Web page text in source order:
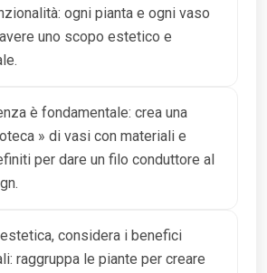
ogni pianta e ogni vaso
uno scopo estetico e
è fondamentale: crea una
» di vasi con materiali e
per dare un filo conduttore al
considera i benefici
raggruppa le piante per creare